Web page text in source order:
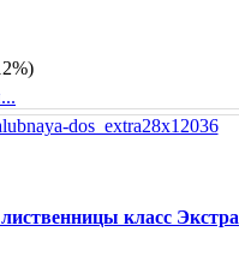
класс Экстра